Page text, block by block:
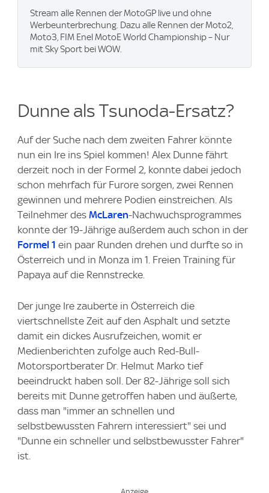
Stream alle Rennen der MotoGP live und ohne
Werbeunterbrechung. Dazu alle Rennen der Moto2,
Moto3, FIM Enel MotoE World Championship – Nur
mit Sky Sport bei WOW.
Dunne als Tsunoda-Ersatz?
Auf der Suche nach dem zweiten Fahrer könnte
nun ein Ire ins Spiel kommen! Alex Dunne fährt
derzeit noch in der Formel 2, konnte dabei jedoch
schon mehrfach für Furore sorgen, zwei Rennen
gewinnen und mehrere Podien einstreichen. Als
Teilnehmer des McLaren-Nachwuchsprogrammes
konnte der 19-Jährige außerdem auch schon in der
Formel 1 ein paar Runden drehen und durfte so in
Österreich und in Monza im 1. Freien Training für
Papaya auf die Rennstrecke.
Der junge Ire zauberte in Österreich die
viertschnellste Zeit auf den Asphalt und setzte
damit ein dickes Ausrufzeichen, womit er
Medienberichten zufolge auch Red-Bull-
Motorsportberater Dr. Helmut Marko tief
beeindruckt haben soll. Der 82-Jährige soll sich
bereits mit Dunne getroffen haben und äußerte,
dass man "immer an schnellen und
selbstbewussten Fahrern interessiert" sei und
"Dunne ein schneller und selbstbewusster Fahrer"
ist.